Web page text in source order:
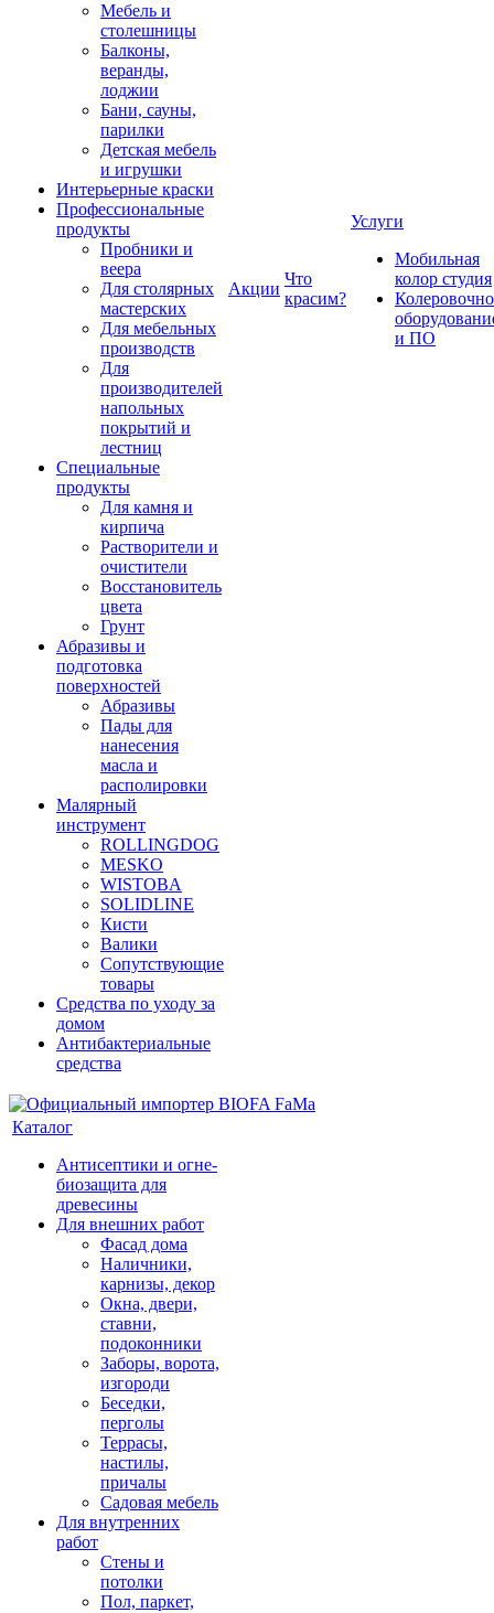
Мебель и
столешницы
Балконы,
веранды,
лоджии
Бани, сауны,
парилки
Детская мебель
и игрушки
Интерьерные краски
Профессиональные
продукты
Пробники и
веера
Для столярных
мастерских
Для мебельных
производств
Для
производителей
напольных
покрытий и
лестниц
Специальные
продукты
Для камня и
кирпича
Растворители и
очистители
Восстановитель
цвета
Грунт
Абразивы и
подготовка
поверхностей
Абразивы
Пады для
нанесения
масла и
располировки
Малярный
инструмент
ROLLINGDOG
MESKO
WISTOBA
SOLIDLINE
Кисти
Валики
Сопутствующие
товары
Средства по уходу за
домом
Антибактериальные
средства
Акции
Что
красим?
Услуги
Мобильная
колор студия
и ПО
Каталог
Антисептики и огне-
биозащита для
древесины
Для внешних работ
Фасад дома
Наличники,
карнизы, декор
Окна, двери,
ставни,
подоконники
Заборы, ворота,
изгороди
Беседки,
перголы
Террасы,
настилы,
причалы
Садовая мебель
Для внутренних
работ
Стены и
потолки
Пол, паркет,